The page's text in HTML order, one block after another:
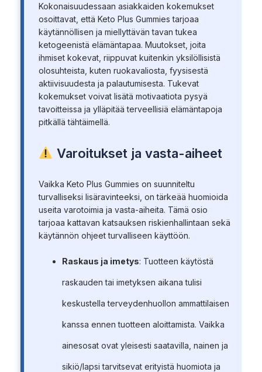
Kokonaisuudessaan asiakkaiden kokemukset
osoittavat, että Keto Plus Gummies tarjoaa
käytännöllisen ja miellyttävän tavan tukea
ketogeenistä elämäntapaa. Muutokset, joita
ihmiset kokevat, riippuvat kuitenkin yksilöllisistä
olosuhteista, kuten ruokavaliosta, fyysisestä
aktiivisuudesta ja palautumisesta. Tukevat
kokemukset voivat lisätä motivaatiota pysyä
tavoitteissa ja ylläpitää terveellisiä elämäntapoja
pitkällä tähtäimellä.
Varoitukset ja vasta-aiheet
Vaikka Keto Plus Gummies on suunniteltu
turvalliseksi lisäravinteeksi, on tärkeää huomioida
useita varotoimia ja vasta-aiheita. Tämä osio
tarjoaa kattavan katsauksen riskienhallintaan sekä
käytännön ohjeet turvalliseen käyttöön.
Raskaus ja imetys: Tuotteen käytöstä
raskauden tai imetyksen aikana tulisi
keskustella terveydenhuollon ammattilaisen
kanssa ennen tuotteen aloittamista. Vaikka
ainesosat ovat yleisesti saatavilla, nainen ja
sikiö/lapsi tarvitsevat erityistä huomiota ja